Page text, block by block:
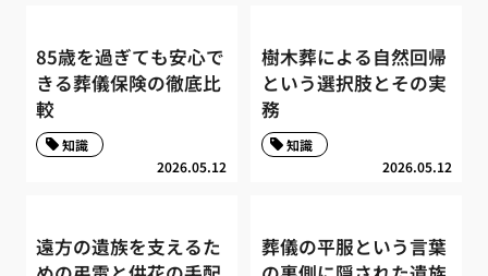
85歳を過ぎても安心で
きる葬儀保険の徹底比
較
2026.05.12
知識
樹木葬による自然回帰
という選択肢とその実
務
2026.05.12
知識
遠方の遺族を支えるた
葬儀の平服という言葉